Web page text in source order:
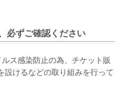
必ずご確認ください
ス感染防止の為、チケット販
設けるなどの取り組みを行って